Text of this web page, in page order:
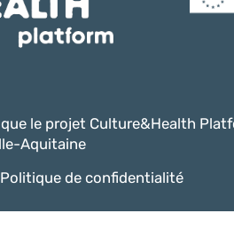
le projet Culture&Health
Aquitaine
Politique de confidentialité